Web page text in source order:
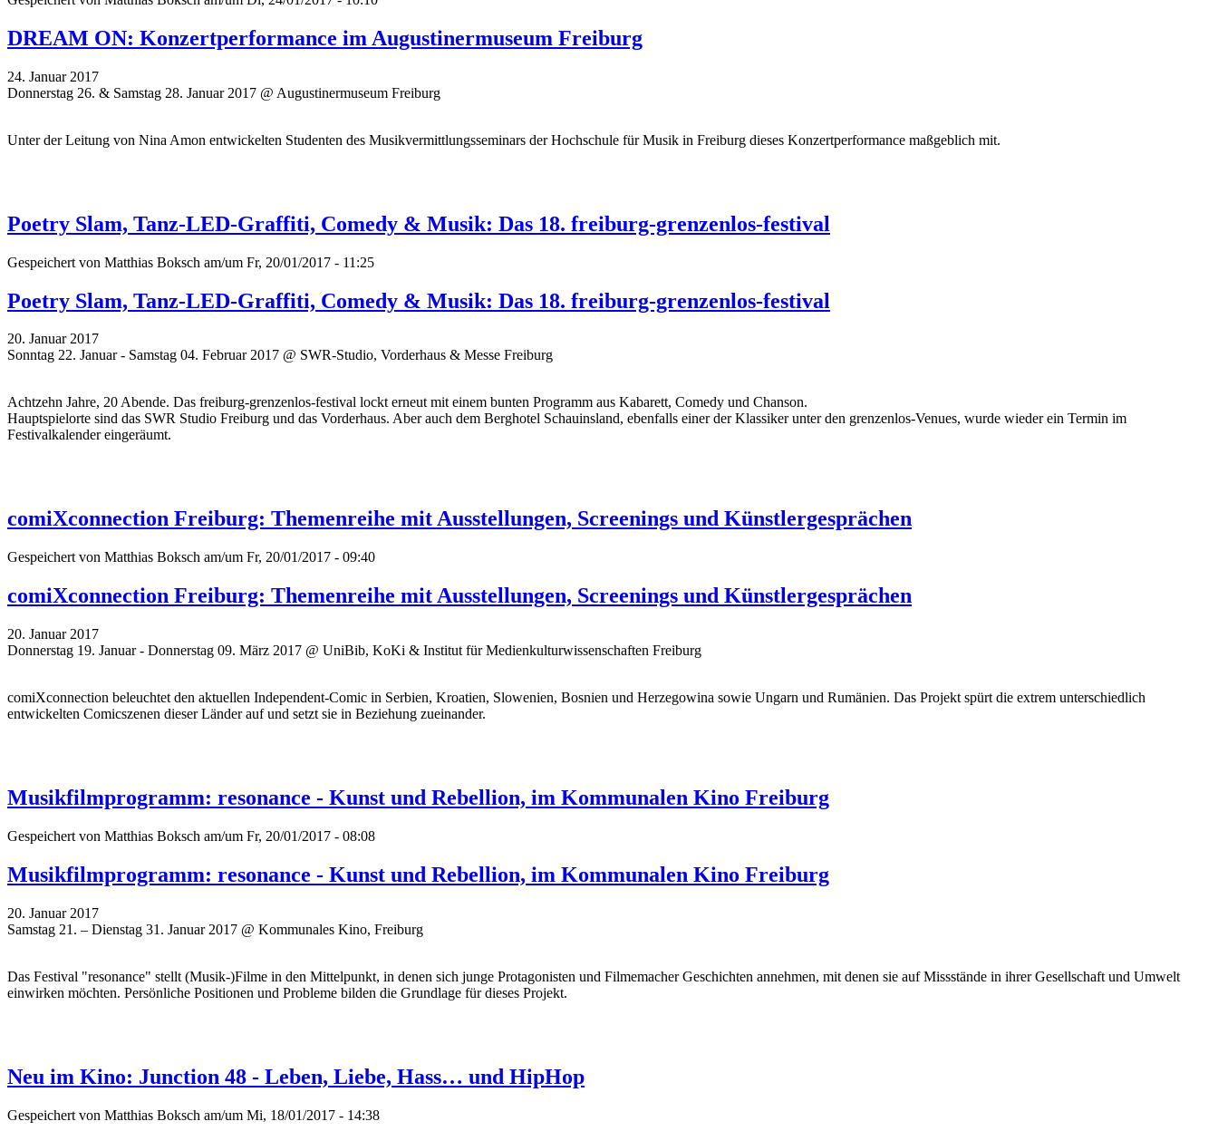
DREAM ON: Konzertperformance im Augustinermuseum Freiburg
24. Januar 2017
Donnerstag 26. & Samstag 28. Januar 2017 @ Augustinermuseum Freiburg
Unter der Leitung von Nina Amon entwickelten Studenten des Musikvermittlungsseminars der Hochschule für Musik in Freiburg dieses Konzertperformance maßgeblich mit.
Poetry Slam, Tanz-LED-Graffiti, Comedy & Musik: Das 18. freiburg-grenzenlos-festival
Gespeichert von Matthias Boksch am/um Fr, 20/01/2017 - 11:25
Poetry Slam, Tanz-LED-Graffiti, Comedy & Musik: Das 18. freiburg-grenzenlos-festival
20. Januar 2017
Sonntag 22. Januar - Samstag 04. Februar 2017 @ SWR-Studio, Vorderhaus & Messe Freiburg
Achtzehn Jahre, 20 Abende. Das freiburg-grenzenlos-festival lockt erneut mit einem bunten Programm aus Kabarett, Comedy und Chanson.
Hauptspielorte sind das SWR Studio Freiburg und das Vorderhaus. Aber auch dem Berghotel Schauinsland, ebenfalls einer der Klassiker unter den grenzenlos-Venues, wurde wieder ein Termin im
Festivalkalender eingeräumt.
comiXconnection Freiburg: Themenreihe mit Ausstellungen, Screenings und Künstlergesprächen
Gespeichert von Matthias Boksch am/um Fr, 20/01/2017 - 09:40
comiXconnection Freiburg: Themenreihe mit Ausstellungen, Screenings und Künstlergesprächen
20. Januar 2017
Donnerstag 19. Januar - Donnerstag 09. März 2017 @ UniBib, KoKi & Institut für Medienkulturwissenschaften Freiburg
comiXconnection beleuchtet den aktuellen Independent-Comic in Serbien, Kroatien, Slowenien, Bosnien und Herzegowina sowie Ungarn und Rumänien. Das Projekt spürt die extrem unterschiedlich
entwickelten Comicszenen dieser Länder auf und setzt sie in Beziehung zueinander.
Musikfilmprogramm: resonance - Kunst und Rebellion, im Kommunalen Kino Freiburg
Gespeichert von Matthias Boksch am/um Fr, 20/01/2017 - 08:08
Musikfilmprogramm: resonance - Kunst und Rebellion, im Kommunalen Kino Freiburg
20. Januar 2017
Samstag 21. – Dienstag 31. Januar 2017 @ Kommunales Kino, Freiburg
Das Festival "resonance" stellt (Musik-)Filme in den Mittelpunkt, in denen sich junge Protagonisten und Filmemacher Geschichten annehmen, mit denen sie auf Missstände in ihrer Gesellschaft und Umwelt
einwirken möchten. Persönliche Positionen und Probleme bilden die Grundlage für dieses Projekt.
Neu im Kino: Junction 48 - Leben, Liebe, Hass… und HipHop
Gespeichert von Matthias Boksch am/um Mi, 18/01/2017 - 14:38